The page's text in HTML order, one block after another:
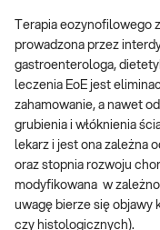
Terapia eozynofilowego
prowadzona przez
gastroenterologa,
leczenia EoE jest
zahamowanie, a nawet
grubienia i włóknienia
lekarz i jest ona zależna
oraz stopnia rozwoju
modyfikowana w
uwagę bierze się objawy
czy histologicznych).